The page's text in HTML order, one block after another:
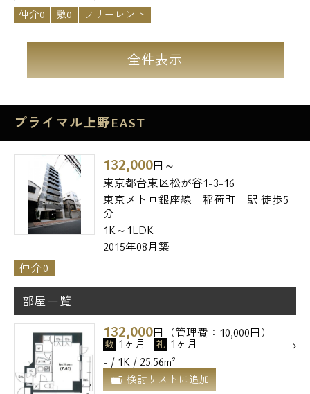
仲介0 敷0 フリーレント
全件表示
プライマル上野EAST
132,000円～
東京都台東区松が谷1-3-16
東京メトロ銀座線「稲荷町」駅 徒歩5
分
1K～1LDK
2015年08月築
仲介0
部屋一覧
132,000円（管理費：10,000円）
敷 1ヶ月 礼 1ヶ月
- / 1K / 25.56m²
検討リストに追加